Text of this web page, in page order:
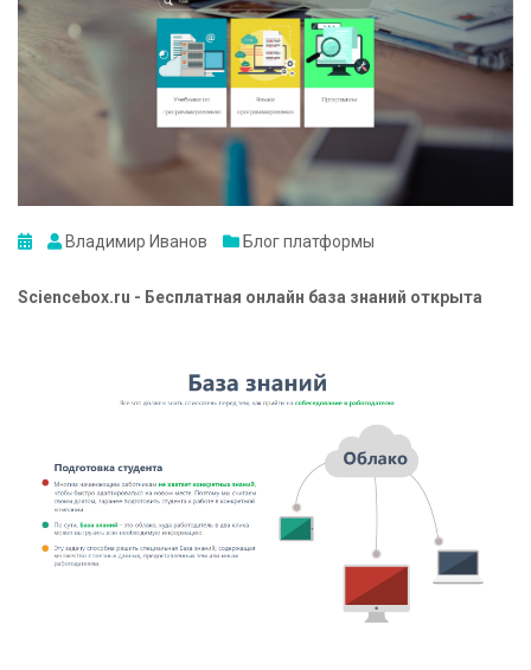
Владимир Иванов Блог платформы
Sciencebox.ru - Бесплатная онлайн база знаний открыта